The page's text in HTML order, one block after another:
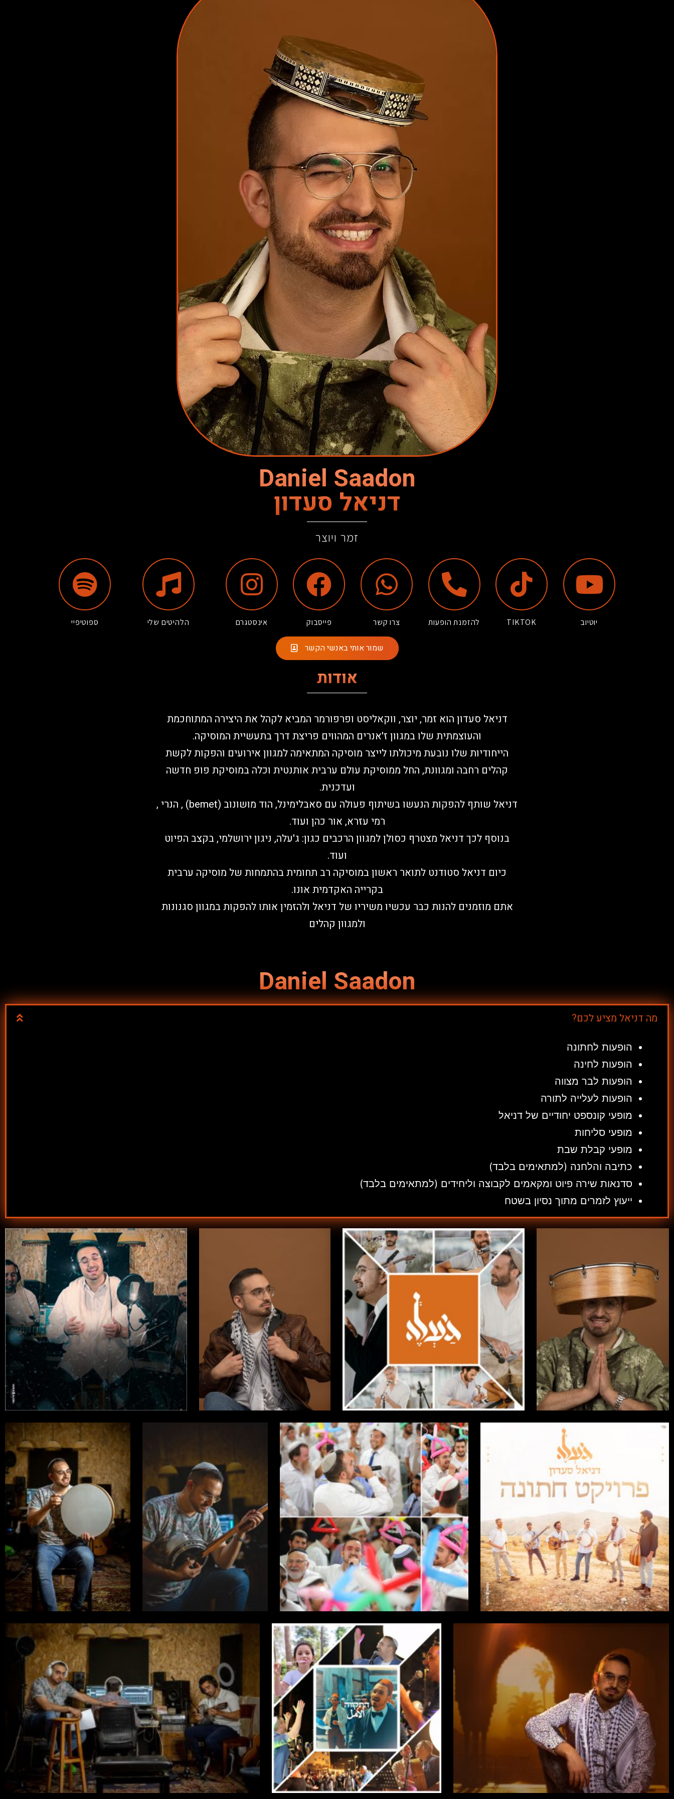
Daniel Saadon
דניאל סעדון
זמר ויוצר
יוטיוב TIKTOK להזמנת הופעות צרו קשר פייסבוק אינסטגרם הלהיטים שלי ספוטיפיי
שמור אותי באנשי הקשר
אודות
דניאל סעדון הוא זמר, יוצר, ווקאליסט ופרפורמר המביא לקהל את היצירה המתוחכמת
והעוצמתית שלו במגוון ז'אנרים המהווים פריצת דרך בתעשיית המוסיקה.
הייחודיות שלו נובעת מיכולתו לייצר מוסיקה המתאימה למגוון אירועים והפקות לקשת
קהלים רחבה ומגוונת, החל ממוסיקת עולם ערבית אותנטית וכלה במוסיקת פופ חדשה
ועדכנית.
דניאל שותף להפקות הנעשו בשיתוף פעולה עם סאבלימינל, הוד מושונוב (bemet) , הנרי ,
רמי עזרא, אור כהן ועוד.
בנוסף לכך דניאל מצטרף כסולן למגוון הרכבים כגון: ג'עלה, ניגון ירושלמי, בקצב הפיוט
ועוד.
כיום דניאל סטודנט לתואר ראשון במוסיקה רב תחומית בהתמחות של מוסיקה ערבית
בקרייה האקדמית אונו.
אתם מוזמנים להנות כבר עכשיו משיריו של דניאל ולהזמין אותו להפקות במגוון סגנונות
ולמגוון קהלים
Daniel Saadon
מה דניאל מציע לכם?
הופעות לחתונה
הופעות לחינה
הופעות לבר מצווה
הופעות לעלייה לתורה
מופעי קונספט יחודיים של דניאל
מופעי סליחות
מופעי קבלת שבת
כתיבה והלחנה (למתאימים בלבד)
סדנאות שירה פיוט ומקאמים לקבוצה וליחידים (למתאימים בלבד)
ייעוץ לזמרים מתוך נסיון בשטח